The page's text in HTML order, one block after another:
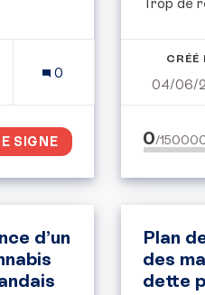
LIMITE À LA FORTUNE
0
SIGNE
Trop de
CRÉÉ
04/06/
0/
d’un
Plan
des
dette